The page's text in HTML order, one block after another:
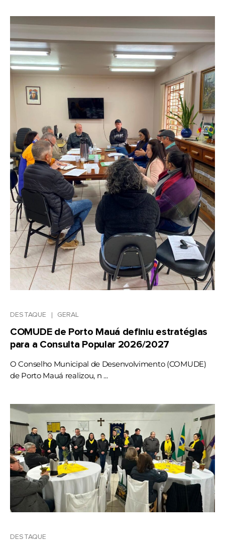
DESTAQUE GERAL
COMUDE de Porto Mauá definiu estratégias
para a Consulta Popular 2026/2027
O Conselho Municipal de Desenvolvimento (COMUDE)
de Porto Mauá realizou, n ...
DESTAQUE